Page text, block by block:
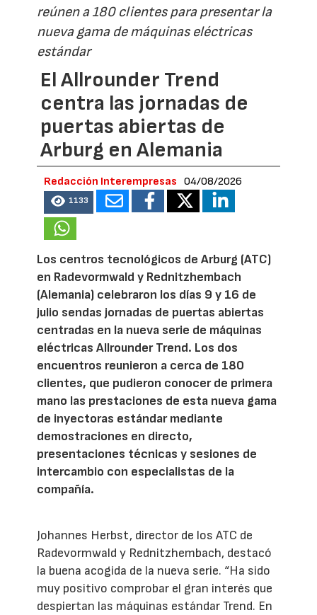
reúnen a 180 clientes para presentar la
nueva gama de máquinas eléctricas
estándar
El Allrounder Trend
centra las jornadas de
puertas abiertas de
Arburg en Alemania
Redacción Interempresas 04/08/2026
1133
Los centros tecnológicos de Arburg (ATC)
en Radevormwald y Rednitzhembach
(Alemania) celebraron los días 9 y 16 de
julio sendas jornadas de puertas abiertas
centradas en la nueva serie de máquinas
eléctricas Allrounder Trend. Los dos
encuentros reunieron a cerca de 180
clientes, que pudieron conocer de primera
mano las prestaciones de esta nueva gama
de inyectoras estándar mediante
demostraciones en directo,
presentaciones técnicas y sesiones de
intercambio con especialistas de la
compañía.
Johannes Herbst, director de los ATC de
Radevormwald y Rednitzhembach, destacó
la buena acogida de la nueva serie. “Ha sido
muy positivo comprobar el gran interés que
despiertan las máquinas estándar Trend. En